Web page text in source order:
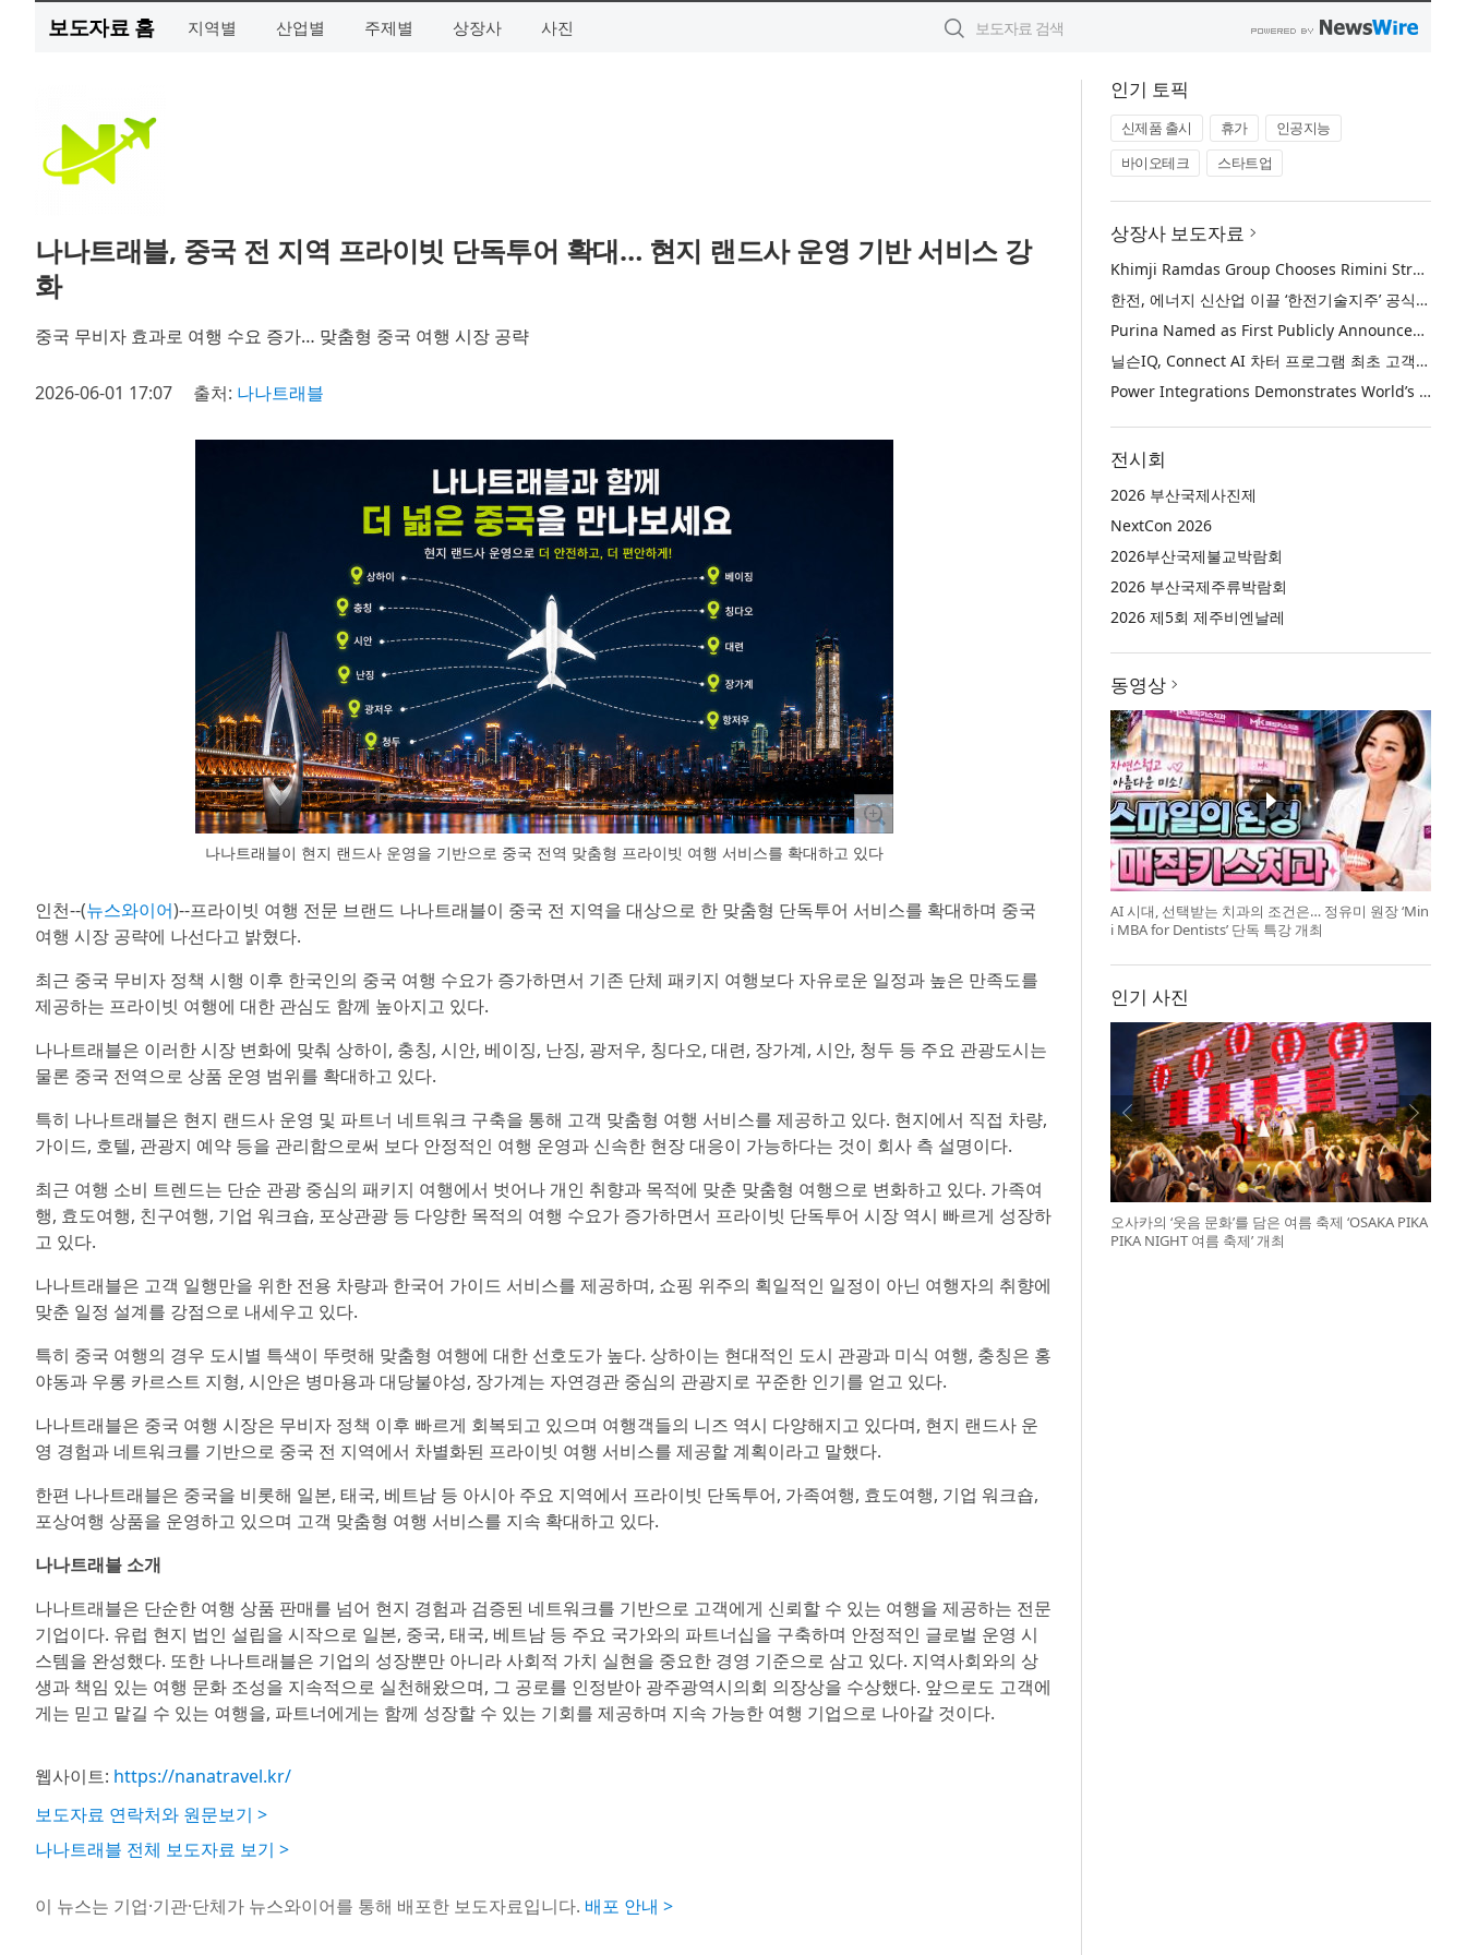
보도자료 홈 지역별 산업별 주제별 상장사 사진
나나트래블, 중국 전 지역 프라이빗 단독투어 확대… 현지 랜드사 운영 기반 서비스 강
화
중국 무비자 효과로 여행 수요 증가… 맞춤형 중국 여행 시장 공략
2026-06-01 17:07 출처: 나나트래블
나나트래블이 현지 랜드사 운영을 기반으로 중국 전역 맞춤형 프라이빗 여행 서비스를 확대하고 있다
인천--(뉴스와이어)--프라이빗 여행 전문 브랜드 나나트래블이 중국 전 지역을 대상으로 한 맞춤형 단독투어 서비스를 확대하며 중국
여행 시장 공략에 나선다고 밝혔다.
최근 중국 무비자 정책 시행 이후 한국인의 중국 여행 수요가 증가하면서 기존 단체 패키지 여행보다 자유로운 일정과 높은 만족도를
제공하는 프라이빗 여행에 대한 관심도 함께 높아지고 있다.
나나트래블은 이러한 시장 변화에 맞춰 상하이, 충칭, 시안, 베이징, 난징, 광저우, 칭다오, 대련, 장가계, 시안, 청두 등 주요 관광도시는
물론 중국 전역으로 상품 운영 범위를 확대하고 있다.
특히 나나트래블은 현지 랜드사 운영 및 파트너 네트워크 구축을 통해 고객 맞춤형 여행 서비스를 제공하고 있다. 현지에서 직접 차량,
가이드, 호텔, 관광지 예약 등을 관리함으로써 보다 안정적인 여행 운영과 신속한 현장 대응이 가능하다는 것이 회사 측 설명이다.
최근 여행 소비 트렌드는 단순 관광 중심의 패키지 여행에서 벗어나 개인 취향과 목적에 맞춘 맞춤형 여행으로 변화하고 있다. 가족여
행, 효도여행, 친구여행, 기업 워크숍, 포상관광 등 다양한 목적의 여행 수요가 증가하면서 프라이빗 단독투어 시장 역시 빠르게 성장하
고 있다.
나나트래블은 고객 일행만을 위한 전용 차량과 한국어 가이드 서비스를 제공하며, 쇼핑 위주의 획일적인 일정이 아닌 여행자의 취향에
맞춘 일정 설계를 강점으로 내세우고 있다.
특히 중국 여행의 경우 도시별 특색이 뚜렷해 맞춤형 여행에 대한 선호도가 높다. 상하이는 현대적인 도시 관광과 미식 여행, 충칭은 홍
야동과 우롱 카르스트 지형, 시안은 병마용과 대당불야성, 장가계는 자연경관 중심의 관광지로 꾸준한 인기를 얻고 있다.
나나트래블은 중국 여행 시장은 무비자 정책 이후 빠르게 회복되고 있으며 여행객들의 니즈 역시 다양해지고 있다며, 현지 랜드사 운
영 경험과 네트워크를 기반으로 중국 전 지역에서 차별화된 프라이빗 여행 서비스를 제공할 계획이라고 말했다.
한편 나나트래블은 중국을 비롯해 일본, 태국, 베트남 등 아시아 주요 지역에서 프라이빗 단독투어, 가족여행, 효도여행, 기업 워크숍,
포상여행 상품을 운영하고 있으며 고객 맞춤형 여행 서비스를 지속 확대하고 있다.
나나트래블 소개
나나트래블은 단순한 여행 상품 판매를 넘어 현지 경험과 검증된 네트워크를 기반으로 고객에게 신뢰할 수 있는 여행을 제공하는 전문
기업이다. 유럽 현지 법인 설립을 시작으로 일본, 중국, 태국, 베트남 등 주요 국가와의 파트너십을 구축하며 안정적인 글로벌 운영 시
스템을 완성했다. 또한 나나트래블은 기업의 성장뿐만 아니라 사회적 가치 실현을 중요한 경영 기준으로 삼고 있다. 지역사회와의 상
생과 책임 있는 여행 문화 조성을 지속적으로 실천해왔으며, 그 공로를 인정받아 광주광역시의회 의장상을 수상했다. 앞으로도 고객에
게는 믿고 맡길 수 있는 여행을, 파트너에게는 함께 성장할 수 있는 기회를 제공하며 지속 가능한 여행 기업으로 나아갈 것이다.
웹사이트: https://nanatravel.kr/
보도자료 연락처와 원문보기 >
나나트래블 전체 보도자료 보기 >
이 뉴스는 기업·기관·단체가 뉴스와이어를 통해 배포한 보도자료입니다. 배포 안내 >
인기 토픽
신제품 출시 휴가
인공지능
바이오테크
스타트업
상장사 보도자료
Khimji Ramdas Group Chooses Rimini Street to Reduce SAP Support Costs, Protect 700+ Customizations and Reinvest Savings in Innovation
한전, 에너지 신산업 이끌 ‘한전기술지주’ 공식 출범
Purina Named as First Publicly Announced NIQ ConnectAI Charter Client
닐슨IQ, Connect AI 차터 프로그램 최초 고객사 ‘퓨리나’ 선정
Power Integrations Demonstrates World’s First 2200 V GaN Technology for Next-Era High-Voltage Power Systems
전시회
2026 부산국제사진제
NextCon 2026
2026부산국제불교박람회
2026 부산국제주류박람회
2026 제5회 제주비엔날레
동영상
AI 시대, 선택받는 치과의 조건은… 정유미 원장 ‘Min
i MBA for Dentists’ 단독 특강 개최
인기 사진
오사카의 ‘웃음 문화’를 담은 여름 축제 ‘OSAKA PIKA
PIKA NIGHT 여름 축제’ 개최